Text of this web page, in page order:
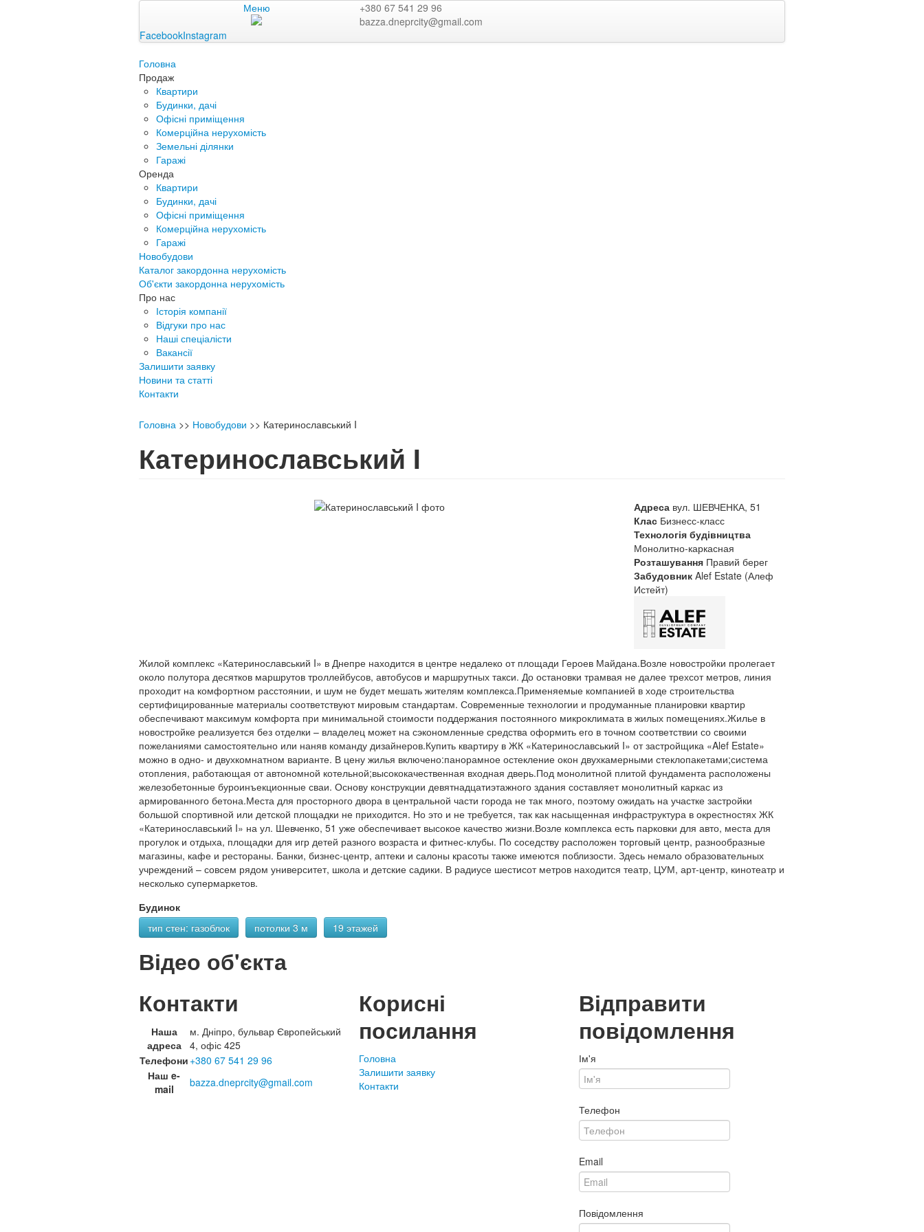
Меню
+380 67 541 29 96
bazza.dneprcity@gmail.com
FacebookInstagram
Головна
Продаж
Квартири
Будинки, дачі
Офісні приміщення
Комерційна нерухомість
Земельні ділянки
Гаражі
Оренда
Квартири
Будинки, дачі
Офісні приміщення
Комерційна нерухомість
Гаражі
Новобудови
Каталог закордонна нерухомість
Об'єкти закордонна нерухомість
Про нас
Історія компанії
Відгуки про нас
Наші спеціалісти
Вакансії
Залишити заявку
Новини та статті
Контакти
Головна >> Новобудови >> Катеринославський I
Катеринославський I
Адреса вул. ШЕВЧЕНКА, 51
Клас Бизнесс-класс
Технологія будівництва
Монолитно-каркасная
Розташування Правий берег
Забудовник Alef Estate (Алеф
Истейт)
Жилой комплекс «Катеринославський I» в Днепре находится в центре недалеко от площади Героев Майдана.Возле новостройки пролегает
около полутора десятков маршрутов троллейбусов, автобусов и маршрутных такси. До остановки трамвая не далее трехсот метров, линия
проходит на комфортном расстоянии, и шум не будет мешать жителям комплекса.Применяемые компанией в ходе строительства
сертифицированные материалы соответствуют мировым стандартам. Современные технологии и продуманные планировки квартир
обеспечивают максимум комфорта при минимальной стоимости поддержания постоянного микроклимата в жилых помещениях.Жилье в
новостройке реализуется без отделки – владелец может на сэкономленные средства оформить его в точном соответствии со своими
пожеланиями самостоятельно или наняв команду дизайнеров.Купить квартиру в ЖК «Катеринославський I» от застройщика «Alef Estate»
можно в одно- и двухкомнатном варианте. В цену жилья включено:панорамное остекление окон двухкамерными стеклопакетами;система
отопления, работающая от автономной котельной;высококачественная входная дверь.Под монолитной плитой фундамента расположены
железобетонные буроинъекционные сваи. Основу конструкции девятнадцатиэтажного здания составляет монолитный каркас из
армированного бетона.Места для просторного двора в центральной части города не так много, поэтому ожидать на участке застройки
большой спортивной или детской площадки не приходится. Но это и не требуется, так как насыщенная инфраструктура в окрестностях ЖК
«Катеринославський I» на ул. Шевченко, 51 уже обеспечивает высокое качество жизни.Возле комплекса есть парковки для авто, места для
прогулок и отдыха, площадки для игр детей разного возраста и фитнес-клубы. По соседству расположен торговый центр, разнообразные
магазины, кафе и рестораны. Банки, бизнес-центр, аптеки и салоны красоты также имеются поблизости. Здесь немало образовательных
учреждений – совсем рядом университет, школа и детские садики. В радиусе шестисот метров находится театр, ЦУМ, арт-центр, кинотеатр и
несколько супермаркетов.
Будинок
тип стен: газоблок
потолки 3 м 19 этажей
Відео об'єкта
Контакти
Наша
адреса
м. Дніпро, бульвар Європейський
4, офіс 425
Телефони +380 67 541 29 96
Наш e-
mail
bazza.dneprcity@gmail.com
Корисні
посилання
Головна
Залишити заявку
Контакти
Відправити
повідомлення
Ім'я
Телефон
Email
Повідомлення